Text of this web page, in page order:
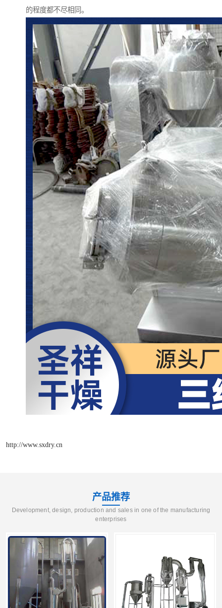
的程度都不尽相同。
http://www.sxdry.cn
产品推荐
Development, design, production and sales in one of the manufacturing
enterprises